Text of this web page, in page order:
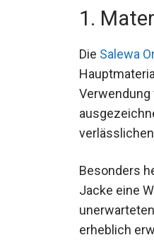
1.
Die Salewa
Verwendung
Besonders
Jacke eine